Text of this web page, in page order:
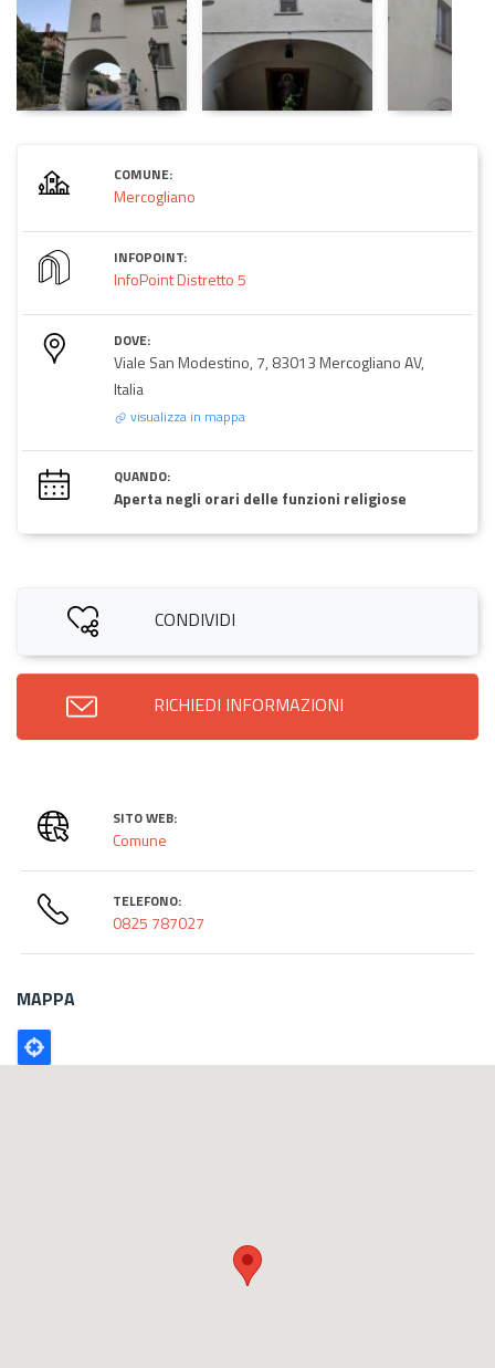
COMUNE:
Mercogliano
INFOPOINT:
InfoPoint Distretto 5
DOVE:
Viale San Modestino, 7, 83013 Mercogliano AV,
Italia
visualizza in mappa
QUANDO:
Aperta negli orari delle funzioni religiose
CONDIVIDI
RICHIEDI INFORMAZIONI
SITO WEB:
Comune
TELEFONO:
0825 787027
MAPPA
Poligono
GEO